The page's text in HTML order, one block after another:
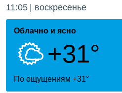
Вы можете
11:05 воскресенье
Облачно и ясно
+31°
По ощущениям +31°